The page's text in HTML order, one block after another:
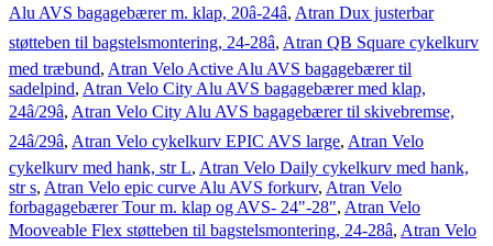
Alu AVS bagagebærer m. klap, 20â-24â, Atran Dux justerbar
støtteben til bagstelsmontering, 24-28â, Atran QB Square cykelkurv
med træbund, Atran Velo Active Alu AVS bagagebærer til
sadelpind, Atran Velo City Alu AVS bagagebærer med klap,
24â/29â, Atran Velo City Alu AVS bagagebærer til skivebremse,
24â/29â, Atran Velo cykelkurv EPIC AVS large, Atran Velo
cykelkurv med hank, str L, Atran Velo Daily cykelkurv med hank,
str s, Atran Velo epic curve Alu AVS forkurv, Atran Velo
forbagagebærer Tour m. klap og AVS- 24"-28", Atran Velo
Mooveable Flex støtteben til bagstelsmontering, 24-28â, Atran Velo